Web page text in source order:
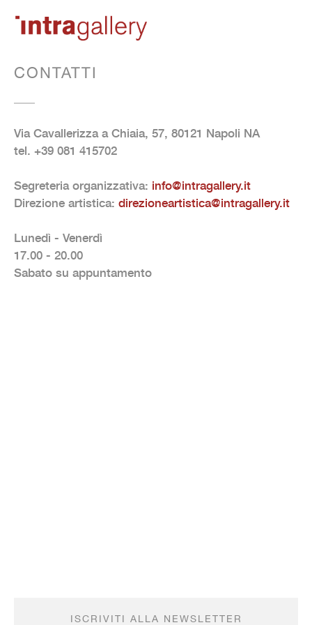
CONTATTI
Via Cavallerizza a Chiaia, 57, 80121 Napoli NA
tel. +39 081 415702
Segreteria organizzativa: info@intragallery.it
Direzione artistica: direzioneartistica@intragallery.it
Lunedì - Venerdì
17.00 - 20.00
Sabato su appuntamento
ISCRIVITI ALLA NEWSLETTER